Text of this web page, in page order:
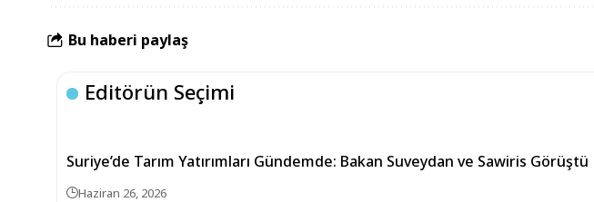
Bu haberi paylaş
Editörün Seçimi
Suriye’de Tarım Yatırımları Gündemde: Bakan Suveydan ve Sawiris Görüştü
Haziran 26, 2026